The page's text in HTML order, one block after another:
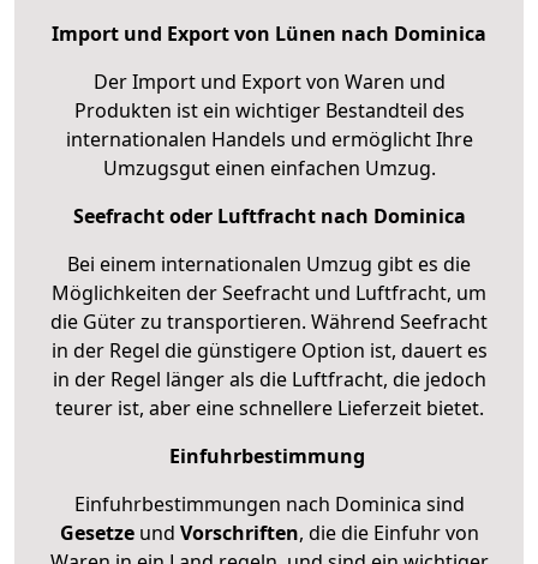
Import und Export von Lünen nach Dominica
Der Import und Export von Waren und
Produkten ist ein wichtiger Bestandteil des
internationalen Handels und ermöglicht Ihre
Umzugsgut einen einfachen Umzug.
Seefracht oder Luftfracht nach Dominica
Bei einem internationalen Umzug gibt es die
Möglichkeiten der Seefracht und Luftfracht, um
die Güter zu transportieren. Während Seefracht
in der Regel die günstigere Option ist, dauert es
in der Regel länger als die Luftfracht, die jedoch
teurer ist, aber eine schnellere Lieferzeit bietet.
Einfuhrbestimmung
Einfuhrbestimmungen nach Dominica sind
Gesetzeund Vorschriften, die die Einfuhr von